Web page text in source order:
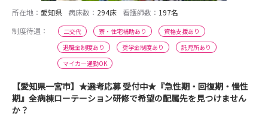
所在地： 愛知県 病床数： 294床 看護師数： 197名
制度待遇：
二交代 寮・住宅補助あり
資格支援あり
退職金制度あり
奨学金制度あり
託児所あり
マイカー通勤OK
【愛知県一宮市】★選考応募 受付中★『急性期・回復期・慢性
期』全病棟ローテーション研修で希望の配属先を見つけません
か？